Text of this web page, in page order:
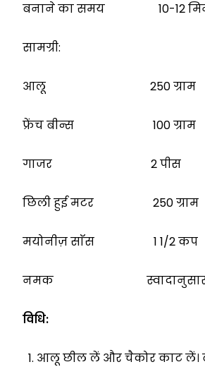
बनाने का समय 10-12
सामग्री:
आलू 250 ग्राम
फ्रेंच बीन्स 100 ग्राम
गाजर 2 पीस
छिली हुई मटर 250 ग्राम
मयोनीज़ साॅस 1 1/2 कप
नमक
विधि:
आलू छील लें और चैकोर काट लें।